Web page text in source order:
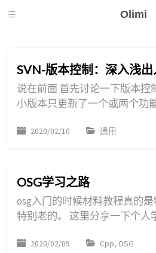
Olimi
SVN-版本控制：深入浅
说在前面 首先讨论一下版本控
小版本只更新了一个或两个功
进行； 团队协作的时候，必然
们都在第1000行新写了一个函
别到底最后选择哪个，而当这
处理就...
2020/02/10 通用
OSG学习之路
osg入门的时候材料教程真的
特别老的。 这里分享一下个人
计》所有源码的整理，配置好
2020/02/09 Cpp, OSG